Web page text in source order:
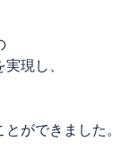
現し、
ができました。